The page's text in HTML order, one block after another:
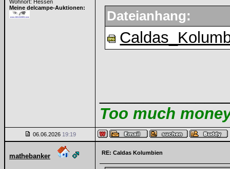
Wohnort: Hessen
Meine delcampe-Auktionen:
Dateianhang:
Too much
06.06.2026 19:19
mathebanker RE: Caldas Kolumbien